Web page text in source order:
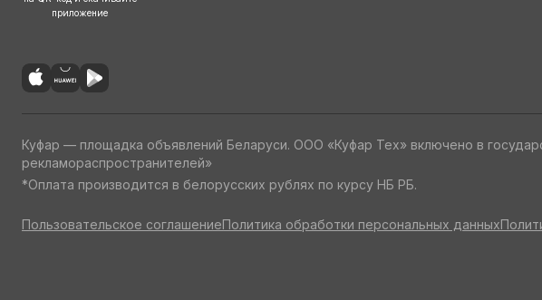
приложение
Куфар — площадка объявлений Беларуси. ООО «Куфар Тех» включено в
рекламораспространителей»
*Оплата производится в белорусских рублях по курсу НБ РБ.
Пользовательское соглашениеПолитика обработки персональных данных